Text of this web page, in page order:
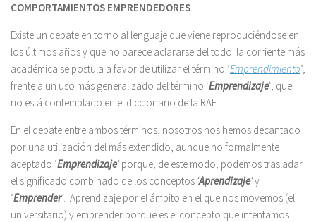
COMPORTAMIENTOS EMPRENDEDORES
Existe un debate en torno al lenguaje que viene reproduciéndose en
los últimos años y que no parece aclararse del todo: la corriente más
académica se postula a favor de utilizar el término ‘Emprendimiento‘,
frente a un uso más generalizado del término ‘Emprendizaje‘, que
no está contemplado en el diccionario de la RAE.
En el debate entre ambos términos, nosotros nos hemos decantado
por una utilización del más extendido, aunque no formalmente
aceptado ‘Emprendizaje‘porque, de este modo, podemos trasladar
el significado combinado de los conceptos ‘Aprendizaje‘y
‘Emprender‘. Aprendizaje por el ámbito en el que nos movemos (el
universitario) y emprender porque es el concepto que intentamos